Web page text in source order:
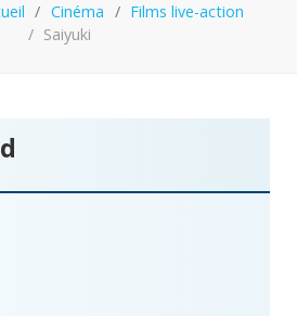
Cinéma
Films live-action
Saiyuki